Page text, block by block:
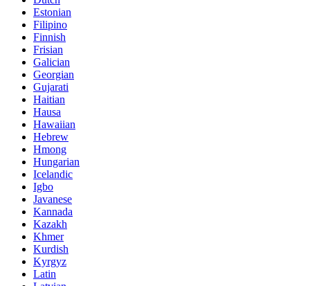
Estonian
Filipino
Finnish
Frisian
Galician
Georgian
Gujarati
Haitian
Hausa
Hawaiian
Hebrew
Hmong
Hungarian
Icelandic
Igbo
Javanese
Kannada
Kazakh
Khmer
Kurdish
Kyrgyz
Latin